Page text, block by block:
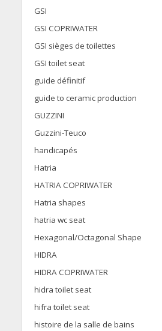
GSI
GSI COPRIWATER
GSI sièges de toilettes
GSI toilet seat
guide définitif
guide to ceramic production
GUZZINI
Guzzini-Teuco
handicapés
Hatria
HATRIA COPRIWATER
Hatria shapes
hatria wc seat
Hexagonal/Octagonal Shape
HIDRA
HIDRA COPRIWATER
hidra toilet seat
hifra toilet seat
histoire de la salle de bains